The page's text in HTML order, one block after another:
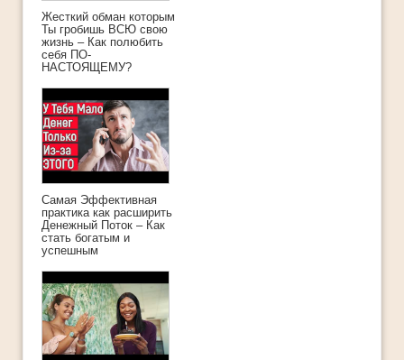
Жесткий обман которым
Ты гробишь ВСЮ свою
жизнь – Как полюбить
себя ПО-
НАСТОЯЩЕМУ?
Самая Эффективная
практика как расширить
Денежный Поток – Как
стать богатым и
успешным